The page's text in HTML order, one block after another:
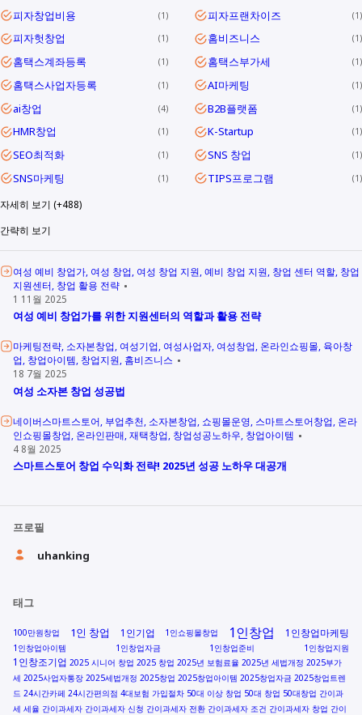
피자창업비용 1 피자프랜차이즈 1
피자헛창업 1 홈비즈니스 1
홈택스계좌등록 1 홈택스부가세 1
홈택스사업자등록 1 AI마케팅 1
ai창업 4 B2B플랫폼 1
HMR창업 1 K-Startup 1
SEO최적화 1 SNS 창업 1
SNS마케팅 1 TIPS프로그램 1
자세히 보기 (+488)
간략히 보기
여성 예비 창업가 여성 창업 여성 창업 지원 예비 창업 지원 창업 센터 역할 창업
지원센터 창업 활용 전략
1 11월 2025
여성 예비 창업가를 위한 지원센터의 역할과 활용 전략
마케팅전략 소자본창업 여성기업 여성사업자 여성창업 온라인쇼핑몰 육아창
업 창업아이템 창업지원 홈비즈니스
18 7월 2025
여성 소자본 창업 성공법
네이버스마트스토어 부업추천 소자본창업 쇼핑몰운영 스마트스토어창업 온라
인쇼핑몰창업 온라인판매 재택창업 창업성공노하우 창업아이템
4 8월 2025
스마트스토어 창업 수익화 전략! 2025년 성공 노하우 대공개
프로필
uhanking
태그
100만원창업 1인 창업 1인기업 1인쇼핑몰창업 1인창업 1인창업마케팅
1인창업아이템 1인창업자금 1인창업준비 1인창업지원
1인창조기업 2025 시니어 창업 2025 창업 2025년 보험료율 2025년 세법개정 2025부가
세 2025사업자통장 2025세법개정 2025창업 2025창업아이템 2025창업자금 2025창업트렌
드 24시간카페 24시간편의점 4대보험 가입절차 50대 이상 창업 50대 창업 50대창업 간이과
세 세율 간이과세자 간이과세자 신청 간이과세자 전환 간이과세자 조건 간이과세자 창업 간이